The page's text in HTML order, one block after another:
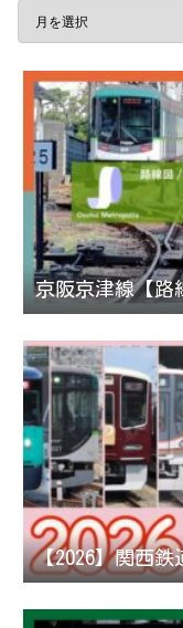
京阪京津線【
【2026】関西